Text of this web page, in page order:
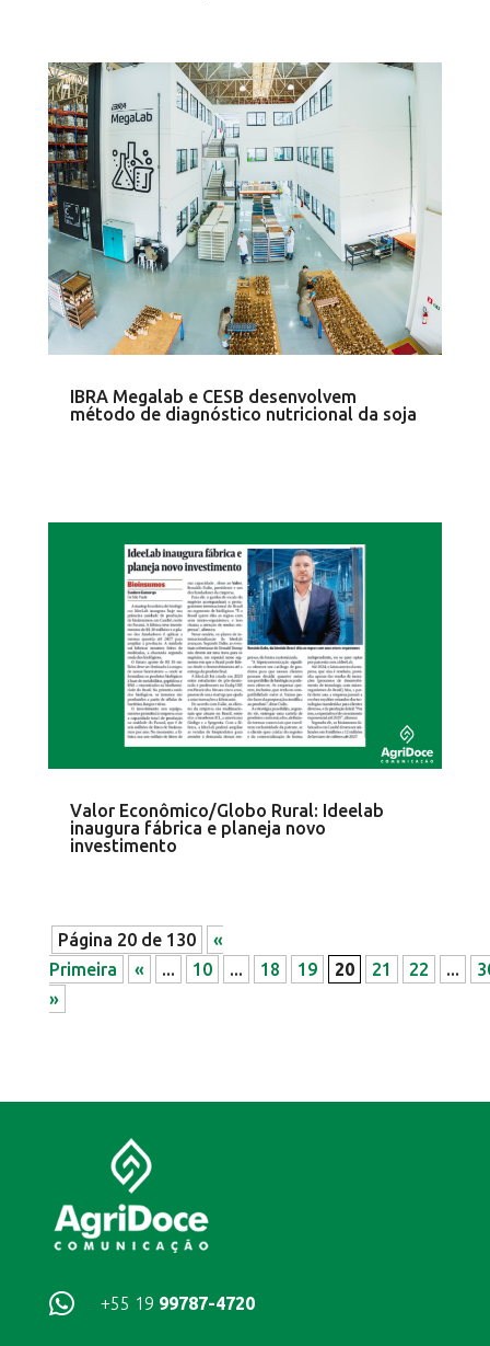
IBRA Megalab e CESB desenvolvem
método de diagnóstico nutricional da soja
Valor Econômico/Globo Rural: Ideelab
inaugura fábrica e planeja novo
investimento
Página 20 de 130
«
Primeira
« ... 10 ... 18 19 20 21 22 ...
»
 +55 19 99787-4720